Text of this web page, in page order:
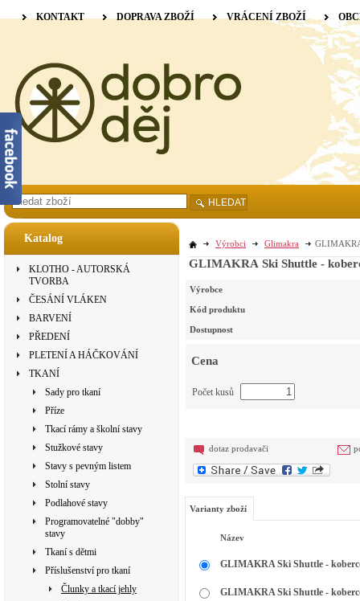
Katalog
KLOTHO - AUTORSKÁ
TVORBA
ČESÁNÍ VLÁKEN
BARVENÍ
PŘEDENÍ
PLETENÍ A HÁČKOVÁNÍ
TKANÍ
Sady pro tkaní
Příze
Tkací rámy a školní stavy
Stužkové stavy
Stavy s pevným listem
Stolní stavy
Podlahové stavy
Programovatelné "dobby"
stavy
Tkaní s dětmi
Příslušenství pro tkaní
Člunky a tkací jehly
Výrobci Glimakra
GLIMAKRA Ski Shuttle -
Výrobce
Kód produktu
Dostupnost
Cena
Počet kusů
dotaz prodavači
Varianty zboží
Název
GLIMAKRA Ski Shuttle -
GLIMAKRA Ski Shuttle -
KONTAKT DOPRAVA ZBOŽÍ VRÁCENÍ ZBOŽÍ
HLEDAT